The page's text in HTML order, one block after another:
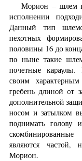
Морион – шлем
исполнении
Данный тип
пехотных
половины 16 до
по ныне такие
почетные караулы.
своим
гребень длиной от
дополнительной
носом и затылком
поднимать голову
являются частой,
Морион.